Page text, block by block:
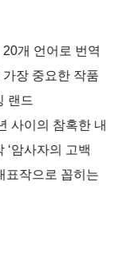
개 언어로 번역
장 중요한 작품
랜드
사이의 참혹한 내
‘암사자의 고백
표작으로 꼽히는